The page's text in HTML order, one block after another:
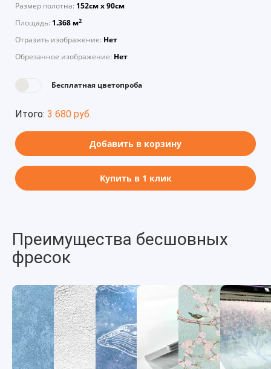
Размер полотна: 152см х 90см
Площадь: 1.368 м2
Отразить изображение: Нет
Обрезанное изображение: Нет
Бесплатная цветопроба
Итого: 3 680 руб.
Добавить в корзину
Купить в 1 клик
Преимущества бесшовных
фресок